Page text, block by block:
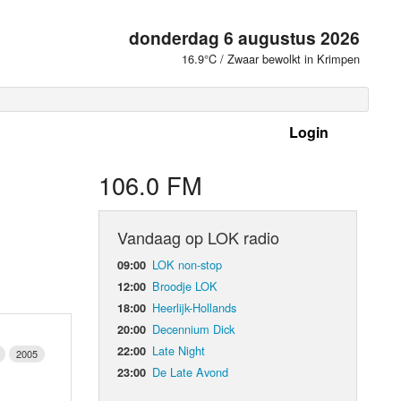
donderdag 6 augustus 2026
16.9°C / Zwaar bewolkt in Krimpen
Login
2005
106.0 FM
Vandaag op LOK radio
09:00 LOK non-stop
12:00 Broodje LOK
18:00 Heerlijk-Hollands
20:00 Decennium Dick
22:00 Late Night
23:00 De Late Avond